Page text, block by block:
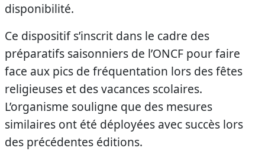
disponibilité.
Ce dispositif s’inscrit dans le cadre des
préparatifs saisonniers de l’ONCF pour faire
face aux pics de fréquentation lors des fêtes
religieuses et des vacances scolaires.
L’organisme souligne que des mesures
similaires ont été déployées avec succès lors
des précédentes éditions.